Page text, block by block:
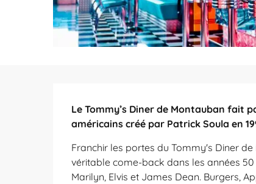
Le Tommy’s Diner de Montauban fait
américains créé par Patrick Soula en
Franchir les portes du Tommy's Diner
véritable come-back dans les années 50
Marilyn, Elvis et James Dean. Burgers,